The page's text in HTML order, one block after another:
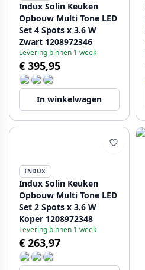
Indux Solin Keuken
Opbouw Multi Tone LED
Set 4 Spots x 3.6 W
Zwart 1208972346
Levering binnen 1 week
€ 395,95
In winkelwagen
INDUX
Indux Solin Keuken
Opbouw Multi Tone LED
Set 2 Spots x 3.6 W
Koper 1208972348
Levering binnen 1 week
€ 263,97